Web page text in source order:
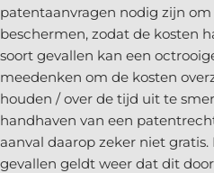
patentaanvragen nodig zijn
beschermen, zodat de kosten
soort gevallen kan een
meedenken om de kosten
houden / over de tijd uit te
handhaven van een
aanval daarop zeker niet
gevallen geldt weer dat dit